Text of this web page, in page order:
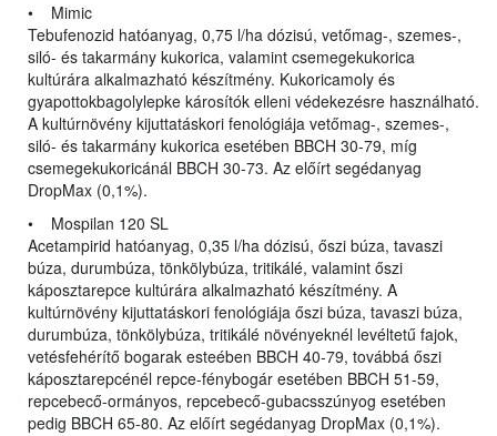
• Mimic
Tebufenozid hatóanyag, 0,75 l/ha dózisú, vetőmag-, szemes-,
siló- és takarmány kukorica, valamint csemegekukorica
kultúrára alkalmazható készítmény. Kukoricamoly és
gyapottokbagolylepke károsítók elleni védekezésre használható.
A kultúrnövény kijuttatáskori fenológiája vetőmag-, szemes-,
siló- és takarmány kukorica esetében BBCH 30-79, míg
csemegekukoricánál BBCH 30-73. Az előírt segédanyag
DropMax (0,1%).
• Mospilan 120 SL
Acetampirid hatóanyag, 0,35 l/ha dózisú, őszi búza, tavaszi
búza, durumbúza, tönkölybúza, tritikálé, valamint őszi
káposztarepce kultúrára alkalmazható készítmény. A
kultúrnövény kijuttatáskori fenológiája őszi búza, tavaszi búza,
durumbúza, tönkölybúza, tritikálé növényeknél levéltetű fajok,
vetésfehérítő bogarak esteében BBCH 40-79, továbbá őszi
káposztarepcénél repce-fénybogár esetében BBCH 51-59,
repcebecő-ormányos, repcebecő-gubacsszúnyog esetében
pedig BBCH 65-80. Az előírt segédanyag DropMax (0,1%).